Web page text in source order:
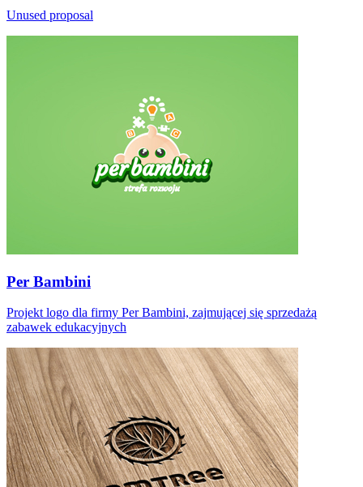
Unused proposal
Per Bambini
Projekt logo dla firmy Per Bambini, zajmującej się sprzedażą
zabawek edukacyjnych